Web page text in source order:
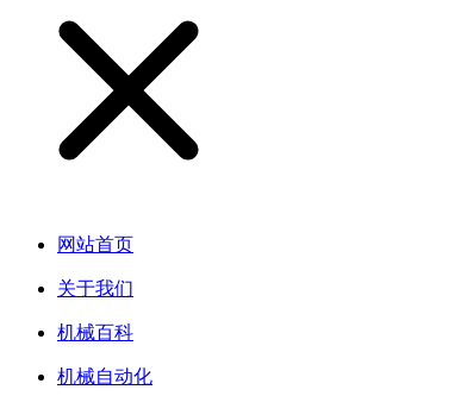
网站首页
关于我们
机械百科
机械自动化